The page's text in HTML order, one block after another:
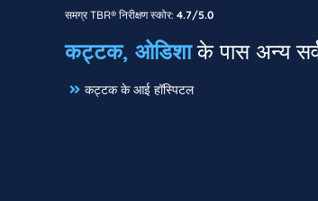
समग्र TBR® निरीक्षण स्कोर: 4.7/5.0
कट्टक, ओडिशाके पास अन्य
कट्टक के आई हॉस्पिटल